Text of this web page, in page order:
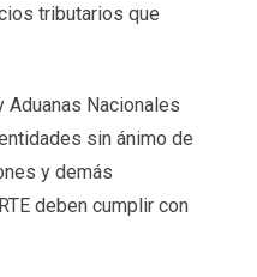
tributarios que
Nacionales
sin ánimo de
y demás
deben cumplir con